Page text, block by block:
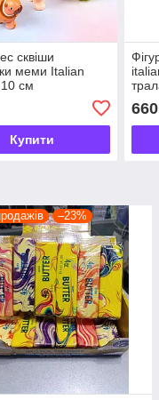
сквіши
меми Italian
см
Купити
660
–23%